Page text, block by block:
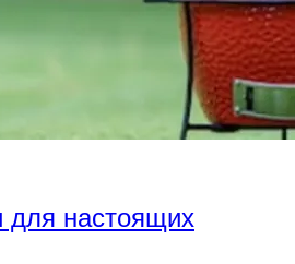
для настоящих